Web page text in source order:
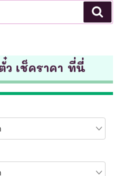
ว เช็คราคา ที่นี่